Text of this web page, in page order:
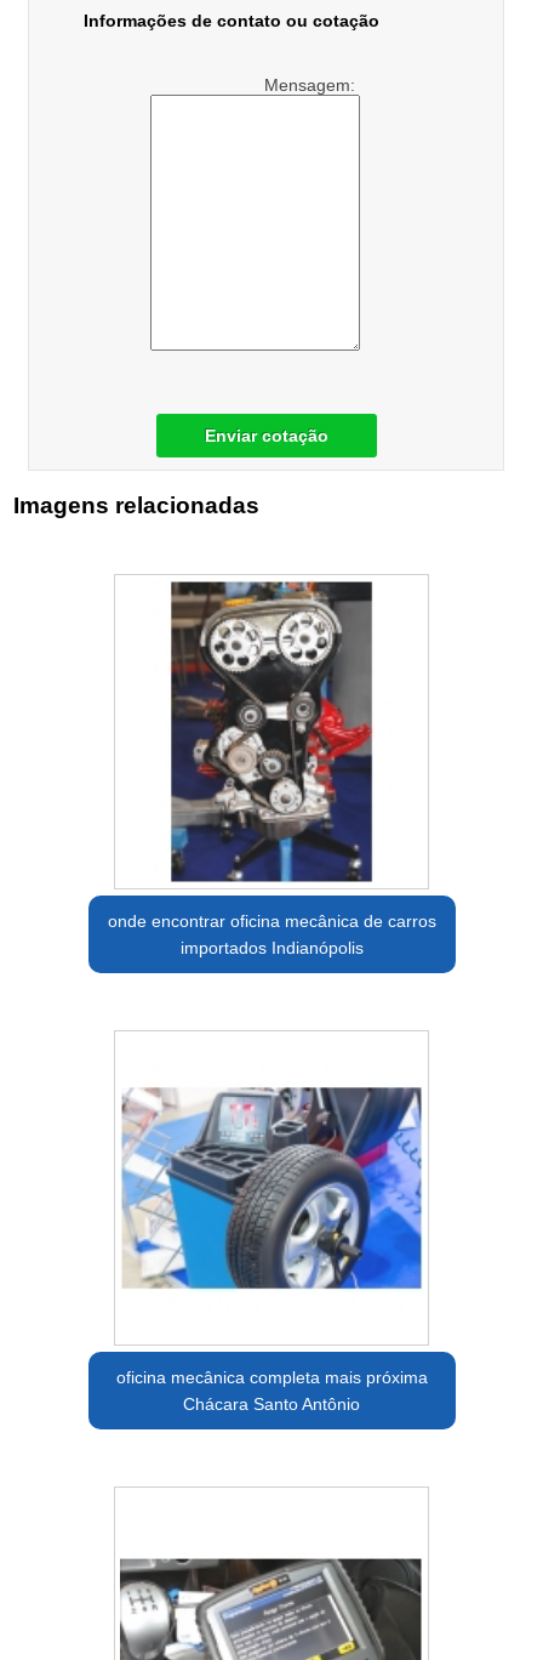
Informações de contato ou cotação
Mensagem:
Enviar cotação
Imagens relacionadas
onde encontrar oficina mecânica de carros
importados Indianópolis
oficina mecânica completa mais próxima
Chácara Santo Antônio